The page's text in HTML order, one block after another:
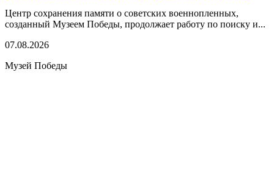
Центр сохранения памяти о советских военнопленных,
созданный Музеем Победы, продолжает работу по поиску и...
07.08.2026
Музей Победы